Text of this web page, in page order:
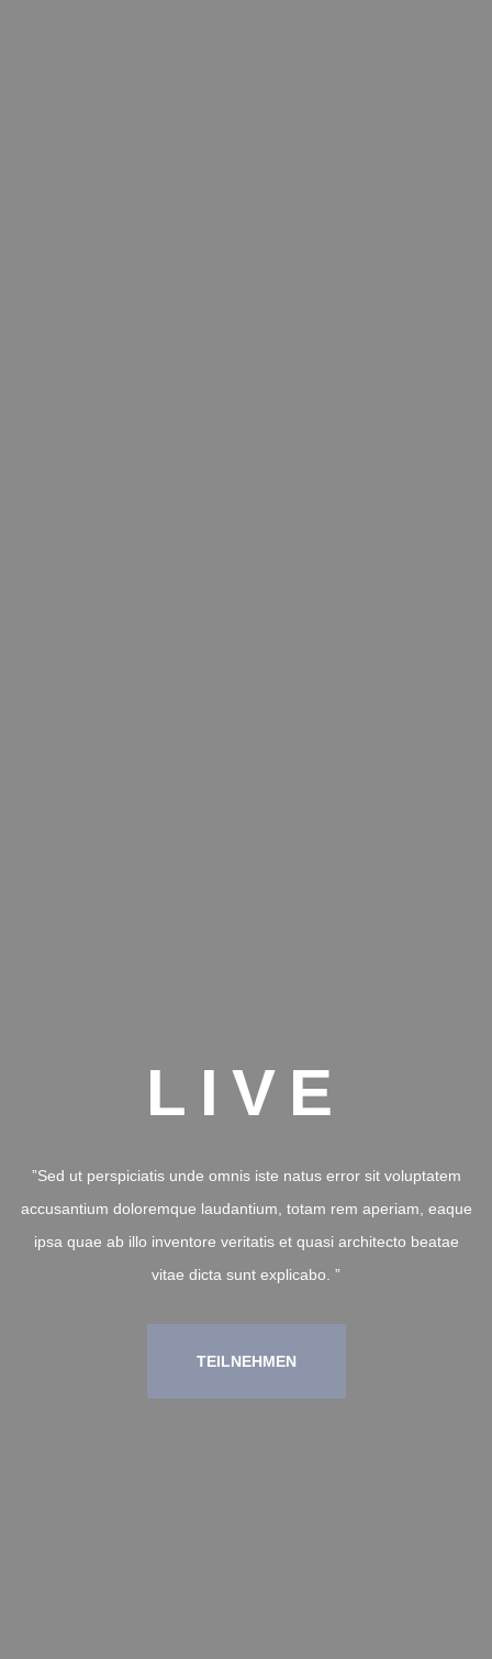
LIVE
”Sed ut perspiciatis unde omnis iste natus error sit voluptatem
accusantium doloremque laudantium, totam rem aperiam, eaque
ipsa quae ab illo inventore veritatis et quasi architecto beatae
vitae dicta sunt explicabo. ”
TEILNEHMEN